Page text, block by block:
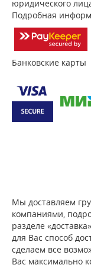
юридического
Подробная
Банковские карты
Мы доставляем
компаниями,
разделе
для Вас способ
сделаем все
Вас максимально